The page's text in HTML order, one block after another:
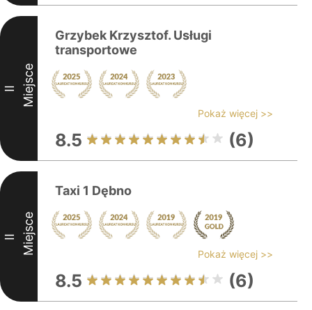
II Miejsce
Grzybek Krzysztof. Usługi
transportowe
Pokaż więcej >>
8.5 (6)
II Miejsce
Taxi 1 Dębno
Pokaż więcej >>
8.5 (6)